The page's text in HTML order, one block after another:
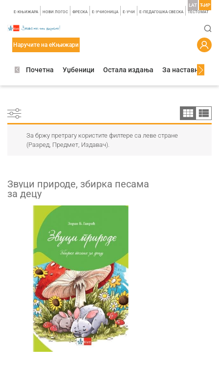
E-КЊИЖАРА НОВИ ЛОГОС ФРЕСКА E-УЧИОНИЦА E-УЧИ Е-ПЕДАГОШКА СВЕСКА TЕСТОМАТ
LAT ЋИР
Наручите на еКњижари
Почетна Уџбеници Остала издања За наставнике
За бржу претрагу користите филтере са леве стране
(Разред, Предмет, Издавач).
Звуци природе, збирка песама
за децу